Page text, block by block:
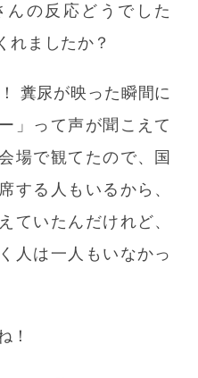
の反応どうでした
れましたか？
糞尿が映った瞬間に
」って声が聞こえて
場で観てたので、国
する人もいるから、
ていたんだけれど、
人は一人もいなかっ
！